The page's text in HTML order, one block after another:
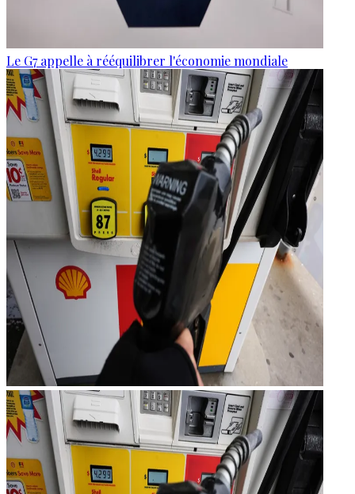
Le G7 appelle à rééquilibrer l'économie mondiale